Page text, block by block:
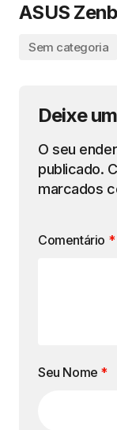
ASUS
Sem categoria
Deixe
O seu
publicado.
marcados
Comentário *
Seu Nome *